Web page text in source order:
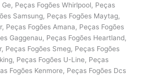
Peças Fogões Whirlpool, Peças
Samsung, Peças Fogões Maytag,
Peças Fogões Amana, Peças Fogões
Gaggenau, Peças Fogões Heartland,
Peças Fogões Smeg, Peças Fogões
Peças Fogões U-Line, Peças
Fogões Kenmore, Peças Fogões Dcs